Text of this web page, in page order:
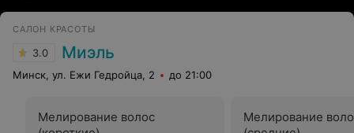
САЛОН КРАСОТЫ
3.0 Миэль
Минск, ул. Ежи Гедройца, 2 до 21:00
Мелирование волос
Мелирование